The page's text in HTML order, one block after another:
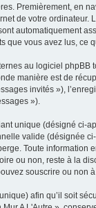
Premièrement, en
de votre
automatiquement
que vous avez lus, ce
au logiciel
manière est de
invités »),
»).
unique (désigné ci-
valide (désignée
Toute information
ou non, reste à la
souscrire ou non
afin qu’il soit